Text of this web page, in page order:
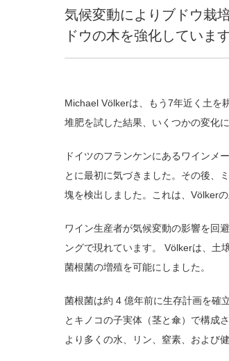
気候変動によりブドウ栽
ドウの木を強化しています
Michael Völkerは、もう7年近く土を
堆肥を試した結果、いくつかの変化
ドイツのフランケンにあるワインメ
とに最初に気づきました。その後、
塊を検出しました。これは、Völker
ワイン生産者が気候変動の影響を回
ングで現れています。 Völkerは、土
菌根菌の増殖を可能にしました。
菌根菌は約 4 億年前に生存計画を確
とキノコの子実体（茎と傘）で構成
より多くの水、リン、窒素、および